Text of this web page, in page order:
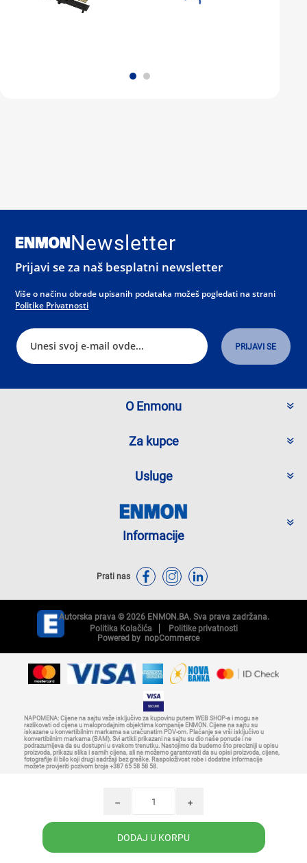
i
h
Newsletter
Prijavi se za naš besplatni newsletter
Više o načinu obrade upisanih podataka možeš pogledati na strani
Politike Privatnosti
O Enmonu
Za kupce
Usluge
Informacije
Prati nas
Autorska prava © 2026 ENMON.BA. Sva prava zadržana.
Politika Kolačića
Politike privatnosti
Powered by nopCommerce
NAPOMENA: Cijene na sajtu važe isključivo za kupovinu putem WEB SHOP-a i mogu se
razlikovati od cijena u maloprodajnim objektima kompanije ENMON. Cijene na sajtu su
iskazane u konvertibilnim markama sa uračunatim PDV-om. Plaćanje se vrši isključivo u
konvertibilnim markama (BAM). Svi artikli prikazani na sajtu su dio naše ponude i ne
podrazumijeva da su dostupni u svakom trenutku. Nastojimo da budemo što precizniji u opisu
proizvoda, prikazu slika i samih cijena, ali ne možemo garantovati da su opisi proizvoda, cijene,
fotografije ili bilo koji drugi sadržaji bez greške. Raspoloživost robe i dodatne informacije
možete provjeriti pozivom broja +387 65 58 58 58.